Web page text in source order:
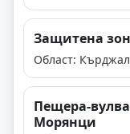
Защитена
Област:
Пещера-
Морянци